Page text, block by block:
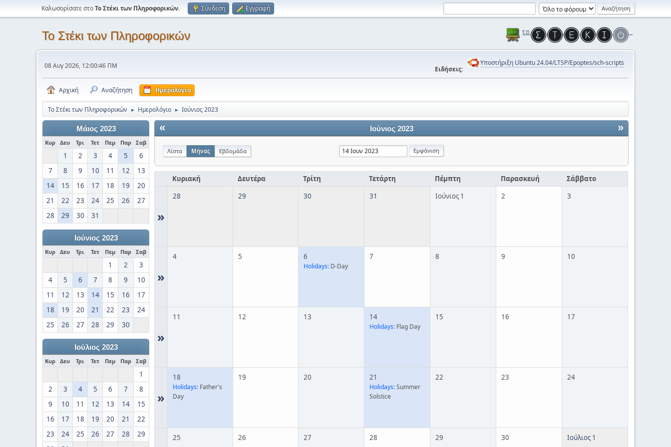
Καλωσορίσατε στοΤο Στέκι των Πληροφορικών. Σύνδεση Εγγραφή
Το Στέκι των Πληροφορικών
08 Αυγ 2026, 12:00:46 ΠΜ Ειδήσεις:
Υποστήριξη Ubuntu 24.04/LTSP/Epoptes/sch-scripts
Αρχική Αναζήτηση Ημερολόγιο
Το Στέκι των Πληροφορικών ► Ημερολόγιο ► Ιούνιος 2023
Μάιος 2023
Κυρ Δευ Τρι Τετ Πεμ Παρ Σαβ
1 2 3 4 5
6
7
8 9 10 11 12
13
14
15 16 17 18 19
20
21
22 23 24 25 26
27
28
29 30 31
Ιούνιος 2023
Κυρ Δευ Τρι Τετ Πεμ Παρ Σαβ
1 2
3
4
5 6 7 8 9
10
11
12 13 14 15 16
17
18
19 20 21 22 23
24
25
26 27 28 29 30
Ιούλιος 2023
Κυρ Δευ Τρι Τετ Πεμ Παρ Σαβ
1
2
3 4 5 6 7
8
9
10 11 12 13 14
15
16
17 18 19 20 21
22
23
24 25 26 27 28
29
« »
Ιούνιος 2023
Λίστα Μήνας Εβδομάδα
Κυριακή Δευτέρα Τρίτη Τετάρτη Πέμπτη Παρασκευή Σάββατο
»
28 29 30 31 Ιούνιος 1 2 3
»
4 5 6
Holidays: D-Day
7 8 9 10
»
11 12 13 14
Holidays: Flag Day
15 16 17
»
18
Holidays: Father's
Day
19 20 21
Holidays:Summer
Solstice
22 23 24
25 26 27 28 29 30 Ιούλιος 1